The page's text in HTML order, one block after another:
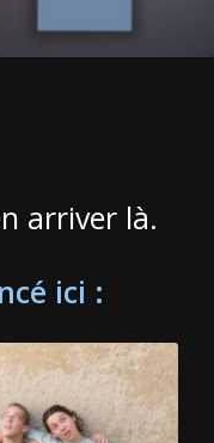
arriver là.
ici :